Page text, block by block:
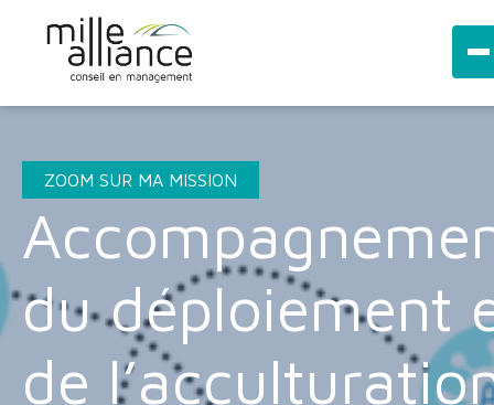
ZOOM SUR MA MISSION
du déploiement
de